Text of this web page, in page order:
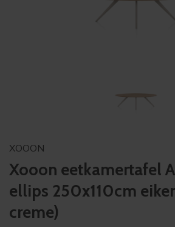
XOOON
Xooon eetkamertafel
ellips 250x110cm
creme)